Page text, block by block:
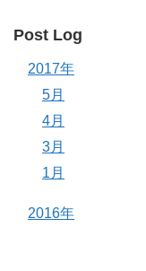
Post Log
2017年
5月
4月
3月
1月
2016年